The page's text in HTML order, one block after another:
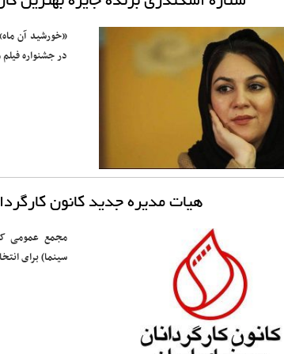
«خورشید آن
در جشنواره
هیات مدیره جدید کانون
مجمع عمومی
سینما) برای